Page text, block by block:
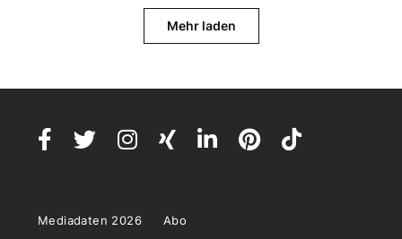
Mehr laden
Mediadaten 2026 Abo